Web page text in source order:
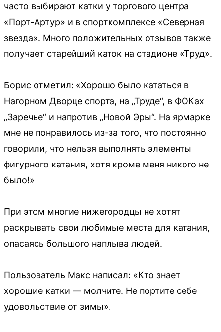
часто выбирают катки у торгового центра
«Порт-Артур» и в спорткомплексе «Северная
звезда». Много положительных отзывов также
получает старейший каток на стадионе «Труд».
Борис отметил: «Хорошо было кататься в
Нагорном Дворце спорта, на „Труде“, в ФОКах
„Заречье“ и напротив „Новой Эры“. На ярмарке
мне не понравилось из-за того, что постоянно
говорили, что нельзя выполнять элементы
фигурного катания, хотя кроме меня никого не
было!»
При этом многие нижегородцы не хотят
раскрывать свои любимые места для катания,
опасаясь большого наплыва людей.
Пользователь Макс написал: «Кто знает
хорошие катки — молчите. Не портите себе
удовольствие от зимы».